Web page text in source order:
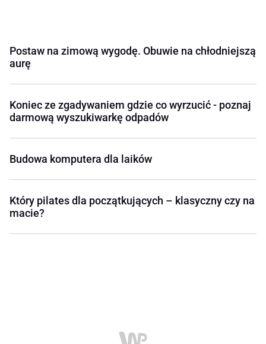
Postaw na zimową wygodę. Obuwie na chłodniejszą
aurę
Koniec ze zgadywaniem gdzie co wyrzucić - poznaj
darmową wyszukiwarkę odpadów
Budowa komputera dla laików
Który pilates dla początkujących – klasyczny czy na
macie?